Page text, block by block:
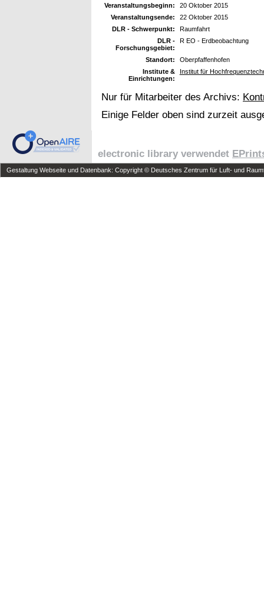
Veranstaltungsbeginn:
20 Oktober 2015
Veranstaltungsende:
22 Oktober 2015
DLR - Schwerpunkt:
Raumfahrt
DLR -
Forschungsgebiet:
R EO - Erdbeobachtung
Standort:
Oberpfaffenhofen
Institute &
Einrichtungen:
Institut für
Nur für Mitarbeiter des Archivs:
Einige Felder oben sind zurzeit
electronic library verwendet
Gestaltung Webseite und Datenbank: Copyright © Deutsches Zentrum für Luft- und